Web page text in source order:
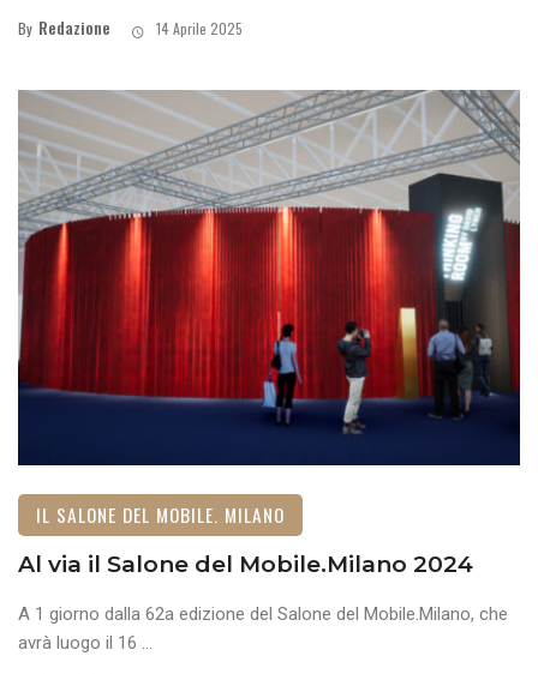
By Redazione 14 Aprile 2025
IL SALONE DEL MOBILE. MILANO
Al via il Salone del Mobile.Milano 2024
A 1 giorno dalla 62a edizione del Salone del Mobile.Milano, che
avrà luogo il 16 ...